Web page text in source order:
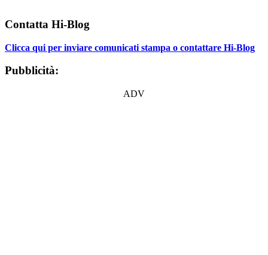
Contatta Hi-Blog
Clicca qui per inviare comunicati stampa o contattare Hi-Blog
Pubblicità:
ADV